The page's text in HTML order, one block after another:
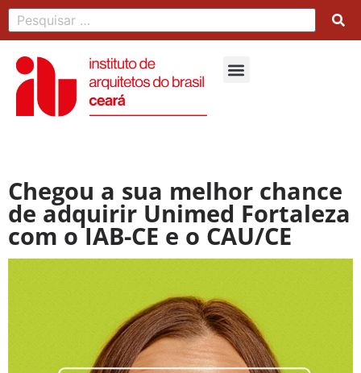
Chegou a sua melhor chance
de adquirir Unimed Fortaleza
com o IAB-CE e o CAU/CE